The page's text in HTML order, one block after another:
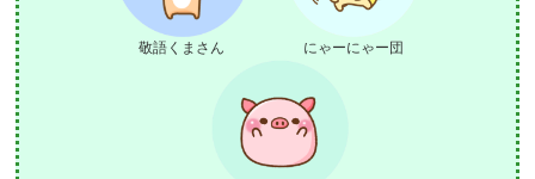
敬語くまさん にゃーにゃー団